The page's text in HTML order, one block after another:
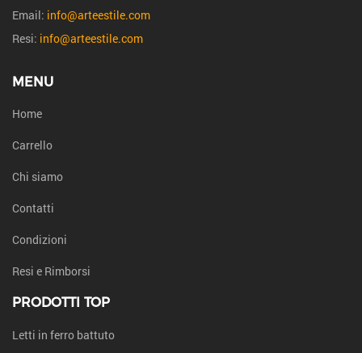
Email: info@arteestile.com
Resi: info@arteestile.com
MENU
Home
Carrello
Chi siamo
Contatti
Condizioni
Resi e Rimborsi
PRODOTTI TOP
Letti in ferro battuto